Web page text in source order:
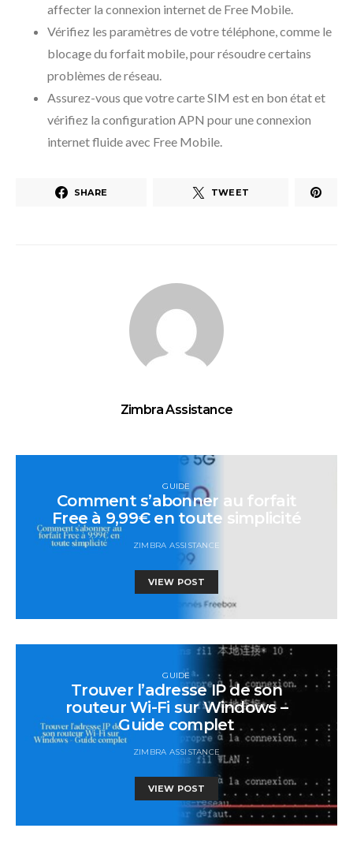
affecter la connexion internet de Free Mobile.
Vérifiez les paramètres de votre téléphone, comme le
blocage du forfait mobile, pour résoudre certains
problèmes de réseau.
Assurez-vous que votre carte SIM est en bon état et
vérifiez la configuration APN pour une connexion
internet fluide avec Free Mobile.
SHARE TWEET
Zimbra Assistance
GUIDE
Comment s’abonner au forfait
Free à 9,99€ en toute simplicité
ZIMBRA ASSISTANCE
VIEW POST
GUIDE
Trouver l’adresse IP de son
routeur Wi-Fi sur Windows –
Guide complet
ZIMBRA ASSISTANCE
VIEW POST